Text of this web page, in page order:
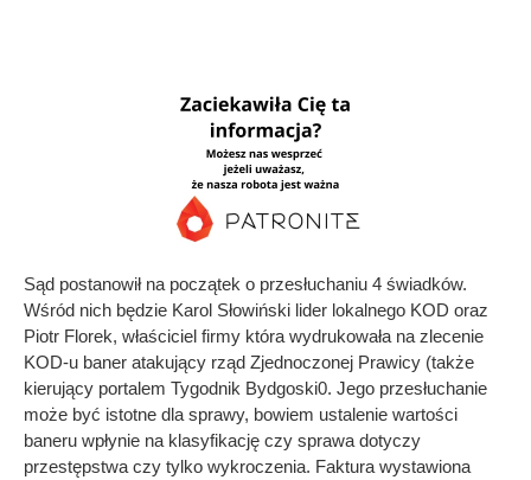
Sąd postanowił na początek o przesłuchaniu 4 świadków.
Wśród nich będzie Karol Słowiński lider lokalnego KOD oraz
Piotr Florek, właściciel firmy która wydrukowała na zlecenie
KOD-u baner atakujący rząd Zjednoczonej Prawicy (także
kierujący portalem Tygodnik Bydgoski0. Jego przesłuchanie
może być istotne dla sprawy, bowiem ustalenie wartości
baneru wpłynie na klasyfikację czy sprawa dotyczy
przestępstwa czy tylko wykroczenia. Faktura wystawiona